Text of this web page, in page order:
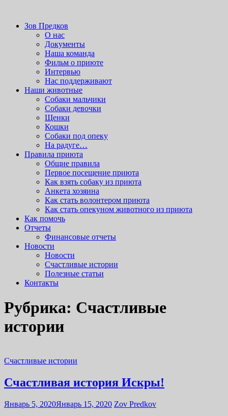
Зов Предков
приют для бездомных животных
Зов Предков
О нас
Документы
Наша команда
Фильм о приюте
Интервью
Нас поддерживают
Наши животные
Cобаки мальчики
Cобаки девочки
Щенки
Кошки
Собаки под опеку
На радуге…
Правила приюта
Общие правила
Первое посещение приюта
Как взять собаку из приюта
Анкета хозяина
Как стать волонтером приюта
Как стать опекуном животного из приюта
Как помочь
Отчеты
Финансовые отчеты
Новости
Новости
Счастливые истории
Полезные статьи
Контакты
Рубрика: Счастливые
истории
Счастливые истории
Счастливая история Искры!
Январь 5, 2020Январь 15, 2020 Zov Predkov